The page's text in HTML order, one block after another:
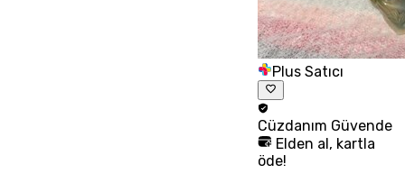
Plus Satıcı
Cüzdanım Güvende
Elden al, kartla
öde!